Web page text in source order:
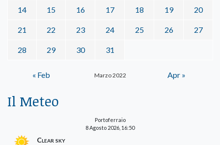
Marzo 2022
14 15 16 17 18 19 20
21 22 23 24 25 26 27
28 29 30 31
« Feb Apr »
Il Meteo
Portoferraio
8 Agosto 2026, 16:50
Clear sky